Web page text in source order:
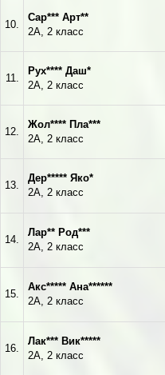
10.
Сар*** Арт**
2А, 2 класс
11.
Рух**** Даш*
2А, 2 класс
12.
Жол**** Пла***
2А, 2 класс
13.
Дер***** Яко*
2А, 2 класс
14.
Лар** Род***
2А, 2 класс
15.
Акс***** Ана******
2А, 2 класс
16.
Лак*** Вик*****
2А, 2 класс